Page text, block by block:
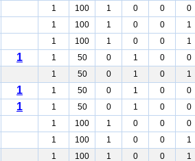
1 100 1 0 0
0
1 100 1 0 0
1
1 100 1 0 0
1
1 1 50 0 1 0
0
1 50 0 1 0
1
1 1 50 0 1 0
0
1 1 50 0 1 0
0
1 100 1 0 0
0
1 100 1 0 0
1
1 100 1 0 0 1